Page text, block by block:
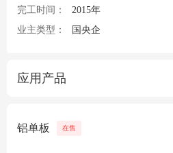
完工时间：
2015年
业主类型：
国央企
应用产品
铝单板 在售